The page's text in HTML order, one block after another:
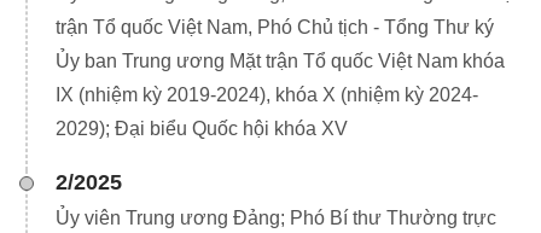
trận Tổ quốc Việt Nam, Phó Chủ tịch - Tổng Thư ký
Ủy ban Trung ương Mặt trận Tổ quốc Việt Nam khóa
IX (nhiệm kỳ 2019-2024), khóa X (nhiệm kỳ 2024-
2029); Đại biểu Quốc hội khóa XV
2/2025
Ủy viên Trung ương Đảng; Phó Bí thư Thường trực